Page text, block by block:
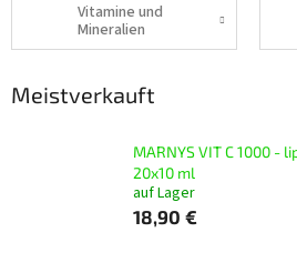
Vitamine und
Mineralien
Meistverkauft
MARNYS VIT C 1000 -
20x10 ml
auf Lager
18,90 €